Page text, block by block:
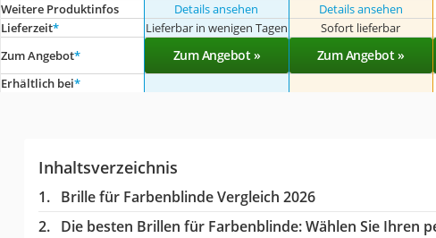
Weitere Produktinfos Details ansehen Details ansehen
Lieferzeit* Lieferbar in wenigen Tagen Sofort lieferbar
Zum Angebot* Zum Angebot » Zum Angebot »
Erhältlich bei*
Inhaltsverzeichnis
Brille für Farbenblinde Vergleich 2026
Die besten Brillen für Farbenblinde:Wählen Sie Ihren